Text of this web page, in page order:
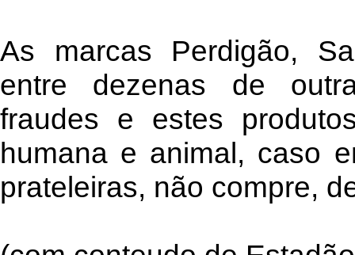
As marcas Perdigão,
entre dezenas de
fraudes e estes
humana e animal, caso
prateleiras, não compre,